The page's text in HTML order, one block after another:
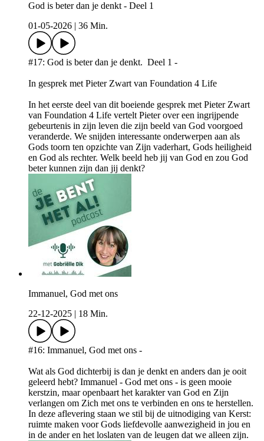
God is beter dan je denkt - Deel 1
01-05-2026
36 Min.
#17: God is beter dan je denkt. Deel 1 -
In gesprek met Pieter Zwart van Foundation 4 Life
In het eerste deel van dit boeiende gesprek met Pieter Zwart
van Foundation 4 Life vertelt Pieter over een ingrijpende
gebeurtenis in zijn leven die zijn beeld van God voorgoed
veranderde. We snijden interessante onderwerpen aan als
Gods toorn ten opzichte van Zijn vaderhart, Gods heiligheid
en God als rechter. Welk beeld heb jij van God en zou God
beter kunnen zijn dan jij denkt?
Immanuel, God met ons
22-12-2025
18 Min.
#16: Immanuel, God met ons -
Wat als God dichterbij is dan je denkt en anders dan je ooit
geleerd hebt? Immanuel - God met ons - is geen mooie
kerstzin, maar openbaart het karakter van God en Zijn
verlangen om Zich met ons te verbinden en ons te herstellen.
In deze aflevering staan we stil bij de uitnodiging van Kerst:
ruimte maken voor Gods liefdevolle aanwezigheid in jou en
in de ander en het loslaten van de leugen dat we alleen zijn.